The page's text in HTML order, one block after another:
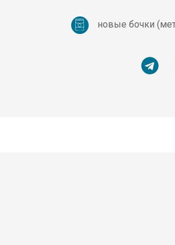
новые бочки